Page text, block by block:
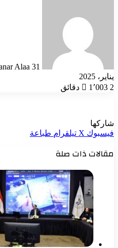
Alaa 31 يناير، 2025
يناير، 2025
1٬003 2 دقائق
شاركها
فيسبوك ‫X تيلقرام طباعة
مقالات ذات صلة